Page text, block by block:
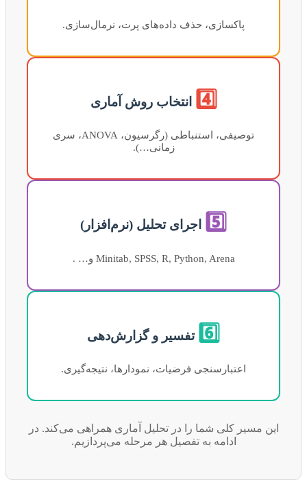
پاکسازی، حذف داده‌های پرت، نرمال‌سازی.
4️⃣ انتخاب روش آماری
توصیفی، استنباطی (رگرسیون، ANOVA، سری
زمانی…).
5️⃣ اجرای تحلیل (نرم‌افزار)
Minitab, SPSS, R, Python, Arena و… .
6️⃣ تفسیر و گزارش‌دهی
اعتبارسنجی فرضیات، نمودارها، نتیجه‌گیری.
این مسیر کلی شما را در تحلیل آماری همراهی می‌کند. در
ادامه به تفصیل هر مرحله می‌پردازیم.